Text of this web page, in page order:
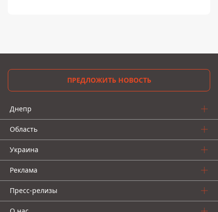
ПРЕДЛОЖИТЬ НОВОСТЬ
Днепр
Область
Украина
Реклама
Пресс-релизы